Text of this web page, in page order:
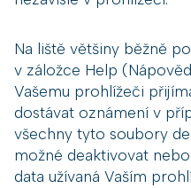
Na liště většiny běžně
v záložce Help
Vašemu prohlížeči
dostávat oznámení v
všechny tyto soubory
možné deaktivovat
data užívaná Vaším